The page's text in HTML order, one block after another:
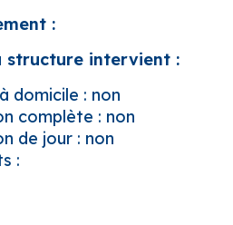
:
intervient :
domicile : non
complète : non
de jour : non
: